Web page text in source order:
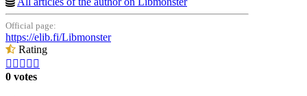
Official page:
https://elib.fi/Libmonster
Rating
    
0 votes